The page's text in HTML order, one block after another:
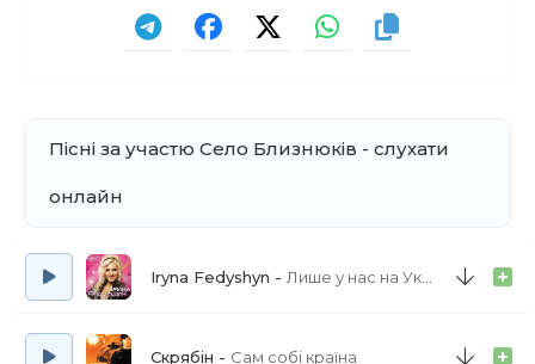
Пісні за участю Село Близнюків - слухати
онлайн
Iryna Fedyshyn Лише у нас на Україні
Скрябін Сам собі країна